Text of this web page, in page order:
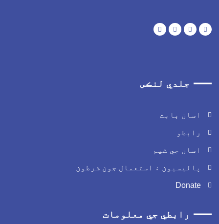
جلدي لنڪس
اسان بابت
رابطو
اسان جي ٽيم
پاليسيون ۽ استعمال جون شرطون
Donate
رابطي جي معلومات